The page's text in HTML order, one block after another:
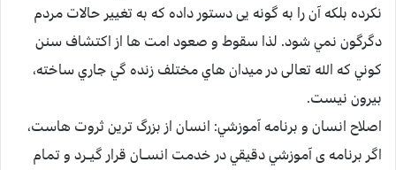
نكرده بلكه آن را به گونه یی دستور داده كه به تغيير حالات مردم
دگرگون نمي شود. لذا سقوط و صعود امت ها از اكتشاف سنن
كوني كه الله تعالی در ميدان هاي مختلف زنده گي جاري ساخته،
بيرون نيست.
اصلاح انسان و برنامه آموزشي: انسان از بزرگ ترين ثروت هاست،
اگر برنامه ی آموزشي دقيقي در خدمت انســان قرار گيــرد و تمام